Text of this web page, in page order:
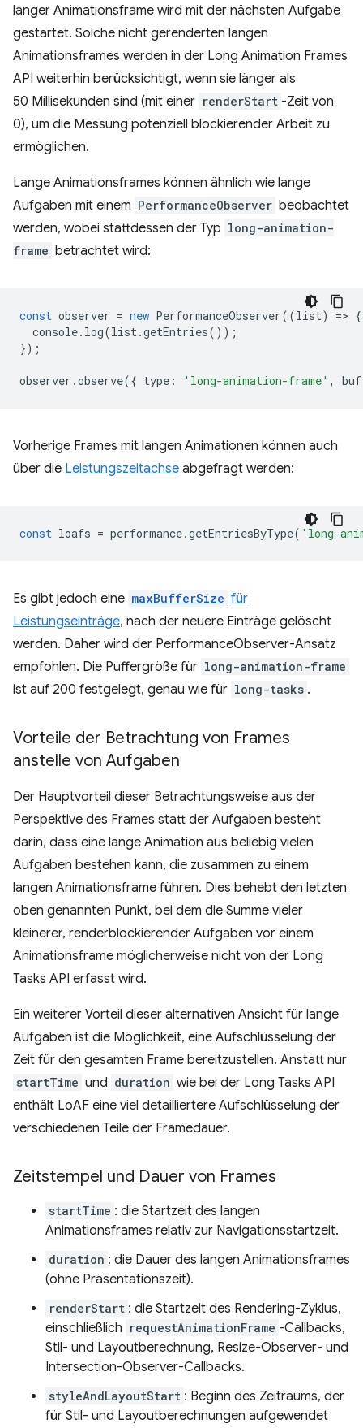
langer Animationsframe wird mit der nächsten Aufgabe
gestartet. Solche nicht gerenderten langen
Animationsframes werden in der Long Animation Frames
API weiterhin berücksichtigt, wenn sie länger als
50 Millisekunden sind (mit einer renderStart -Zeit von
0), um die Messung potenziell blockierender Arbeit zu
ermöglichen.
Lange Animationsframes können ähnlich wie lange
Aufgaben mit einem PerformanceObserver beobachtet
werden, wobei stattdessen der Typ long-animation-
frame betrachtet wird:
const observer = new PerformanceObserver((list) => {
console. log(list.getEntries());
});
observer .observe({ type : 'long-animation-frame' ,
Vorherige Frames mit langen Animationen können auch
über die Leistungszeitachse abgefragt werden:
const loafs = performance.getEntriesByType( 'long-
Es gibt jedoch eine maxBufferSize für
Leistungseinträge, nach der neuere Einträge gelöscht
werden. Daher wird der PerformanceObserver-Ansatz
empfohlen. Die Puffergröße für long-animation-frame
ist auf 200 festgelegt, genau wie für long-tasks .
Vorteile der Betrachtung von Frames
anstelle von Aufgaben
Der Hauptvorteil dieser Betrachtungsweise aus der
Perspektive des Frames statt der Aufgaben besteht
darin, dass eine lange Animation aus beliebig vielen
Aufgaben bestehen kann, die zusammen zu einem
langen Animationsframe führen. Dies behebt den letzten
oben genannten Punkt, bei dem die Summe vieler
kleinerer, renderblockierender Aufgaben vor einem
Animationsframe möglicherweise nicht von der Long
Tasks API erfasst wird.
Ein weiterer Vorteil dieser alternativen Ansicht für lange
Aufgaben ist die Möglichkeit, eine Aufschlüsselung der
Zeit für den gesamten Frame bereitzustellen. Anstatt nur
startTime und duration wie bei der Long Tasks API
enthält LoAF eine viel detailliertere Aufschlüsselung der
verschiedenen Teile der Framedauer.
Zeitstempel und Dauer von Frames
startTime : die Startzeit des langen
Animationsframes relativ zur Navigationsstartzeit.
duration : die Dauer des langen Animationsframes
(ohne Präsentationszeit).
renderStart : die Startzeit des Rendering-Zyklus,
einschließlich requestAnimationFrame -Callbacks,
Stil- und Layoutberechnung, Resize-Observer- und
Intersection-Observer-Callbacks.
styleAndLayoutStart : Beginn des Zeitraums, der
für Stil- und Layoutberechnungen aufgewendet